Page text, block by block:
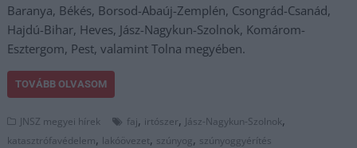
Baranya, Békés, Borsod-Abaúj-Zemplén, Csongrád-Csanád,
Hajdú-Bihar, Heves, Jász-Nagykun-Szolnok, Komárom-
Esztergom, Pest, valamint Tolna megyében.
TOVÁBB OLVASOM
JNSZ megyei hírek faj, irtószer, Jász-Nagykun-Szolnok,
katasztrófavédelem, lakóövezet, szúnyog, szúnyoggyérítés